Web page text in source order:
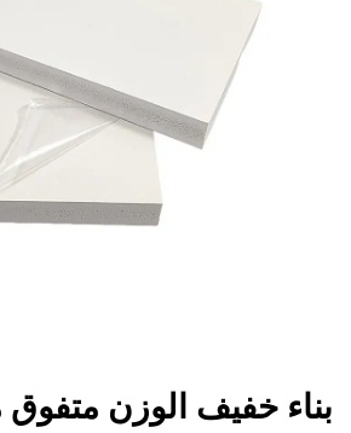
بناء خفيف الوزن